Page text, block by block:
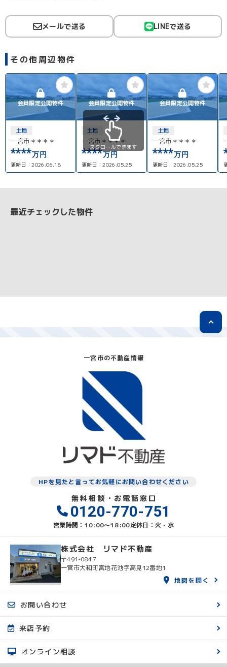
メールで送る LINEで送る
その他周辺物件
会員限定公開物件
土地
一宮市＊＊＊＊
****万円
更新日：2026.06.18
会員限定公開物件
土地
一宮市＊＊＊＊
****万円
更新日：2026.05.25
会員限定公開物件
土地
一宮市＊＊＊＊
****万円
更新日：2026.05.25
スクロールできます
最近チェックした物件
一宮市の不動産情報
HPを見たと言ってお気軽にお問い合わせください
無料相談・お電話窓口
0120-770-751
営業時間：10:00〜18:00定休日：火・水
株式会社 リマド不動産
〒491-0847
一宮市大和町宮地花池字高見12番地1
地図を開く
お問い合わせ
来店予約
オンライン相談